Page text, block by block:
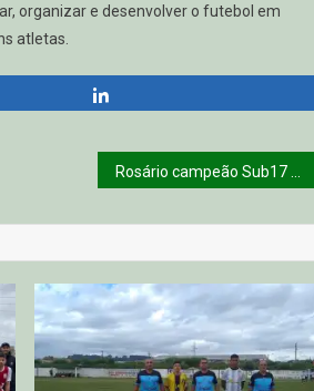
organizar e desenvolver o futebol em
atletas.